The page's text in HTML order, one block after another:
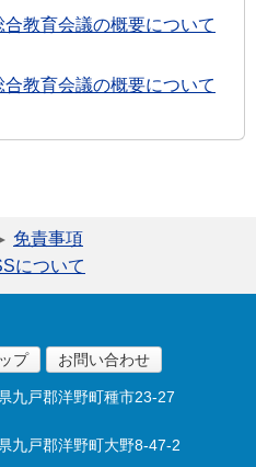
教育会議の概要について
教育会議の概要について
免責事項
について
プ お問い合わせ
九戸郡洋野町種市23-27
九戸郡洋野町大野8-47-2